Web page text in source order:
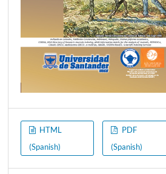
HTML
(Spanish)
PDF
(Spanish)